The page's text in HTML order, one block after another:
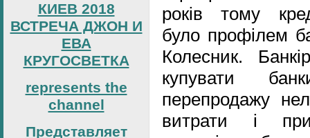
КИЕВ 2018
ВСТРЕЧА ДЖОН И
ЕВА
КРУГОСВЕТКА
represents the
channel
Представляет
років тому
було профілем
Колесник.
купувати
перепродажу
витрати і